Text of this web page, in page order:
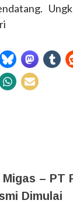
– PT
Dimulai